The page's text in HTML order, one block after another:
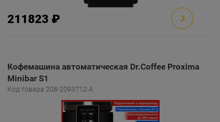
211823 ₽
Кофемашина автоматическая Dr.Coffee Proxima
Minibar S1
Код товара 208-2093712-A